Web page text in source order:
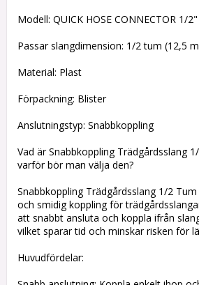
Modell: QUICK HOSE CONNECTOR 1/2"
Passar slangdimension: 1/2 tum (12,5
Material: Plast
Förpackning: Blister
Anslutningstyp: Snabbkoppling
Vad är Snabbkoppling Trädgårdsslang
varför bör man välja den?
Snabbkoppling Trädgårdsslang 1/2
och smidig koppling för
att snabbt ansluta och koppla ifrån
vilket sparar tid och minskar risken för
Huvudfördelar: